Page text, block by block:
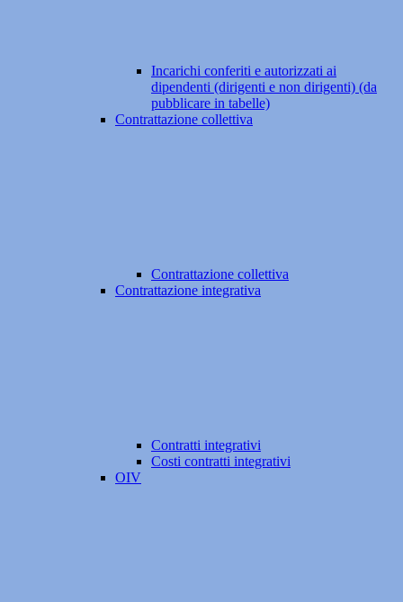
Incarichi conferiti e autorizzati ai
dipendenti (dirigenti e non dirigenti) (da
pubblicare in tabelle)
Contrattazione collettiva
Contrattazione collettiva
Contrattazione integrativa
Contratti integrativi
Costi contratti integrativi
OIV